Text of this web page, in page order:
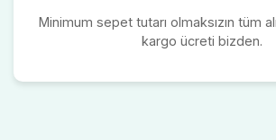
Minimum sepet tutarı olmaksızın tüm
kargo ücreti bizden.